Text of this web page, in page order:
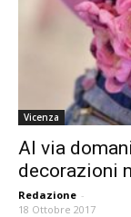
Vicenza
Al via
decorazioni
Redazione -
18 Ottobre 2017